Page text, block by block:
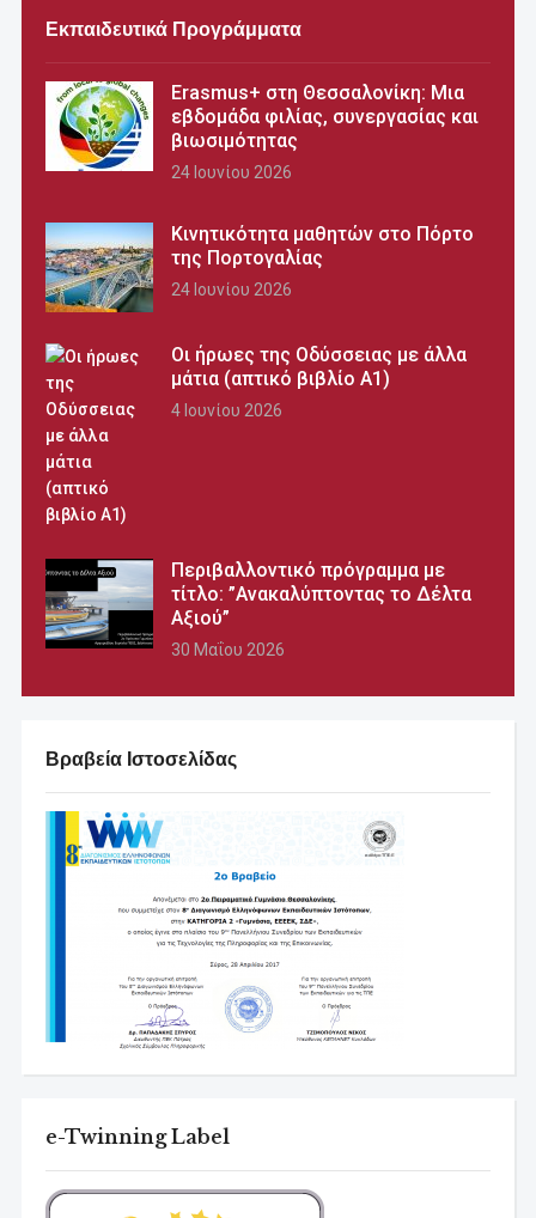
Εκπαιδευτικά Προγράμματα
Erasmus+ στη Θεσσαλονίκη: Μια
εβδομάδα φιλίας, συνεργασίας και
βιωσιμότητας
24 Ιουνίου 2026
Κινητικότητα μαθητών στο Πόρτο
της Πορτογαλίας
24 Ιουνίου 2026
Οι ήρωες της Οδύσσειας με άλλα
μάτια (απτικό βιβλίο Α1)
4 Ιουνίου 2026
Περιβαλλοντικό πρόγραμμα με
τίτλο: ”Ανακαλύπτοντας το Δέλτα
Αξιού”
30 Μαΐου 2026
Βραβεία Ιστοσελίδας
e-Twinning Label